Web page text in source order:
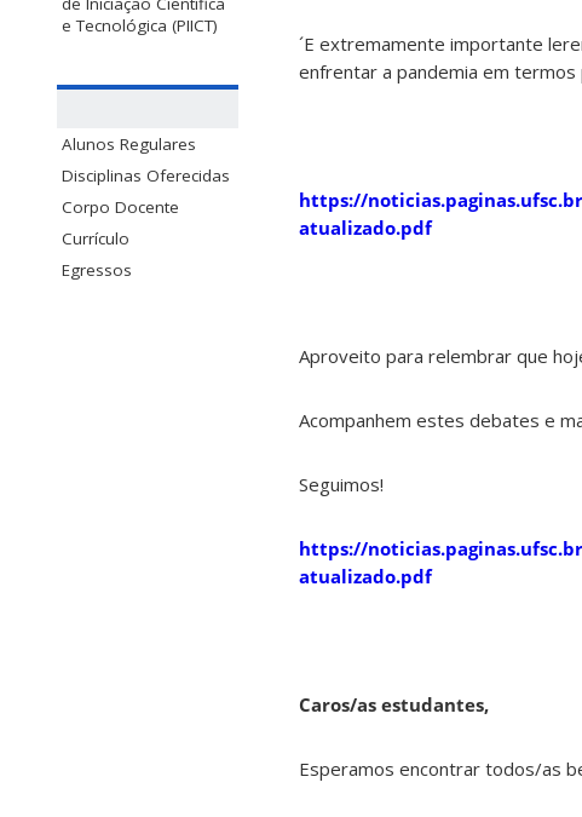
e Tecnológica (PIICT)
Alunos Regulares
Disciplinas Oferecidas
Corpo Docente
Currículo
Egressos
´E extremamente importante
enfrentar a pandemia em
https://
atualizado.pdf
Aproveito para relembrar que
Acompanhem estes debates e
Seguimos!
https://
atualizado.pdf
Caros/as estudantes,
Esperamos encontrar todos/as